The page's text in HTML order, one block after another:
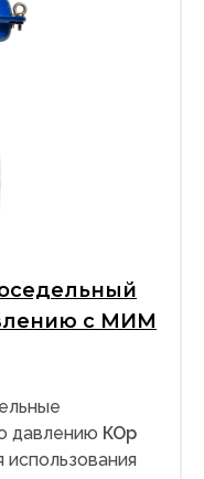
с МИМ
давлению КОр